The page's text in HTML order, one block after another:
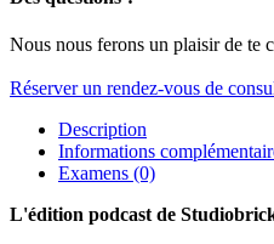
Nous nous ferons un plaisir de te
Réserver un rendez-vous de
Description
Informations
Examens (0)
L'édition podcast de